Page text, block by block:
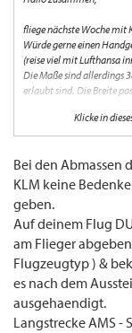
fliege nächste Woche mit
Würde gerne einen
(reise viel mit Lufthansa
Die Maße sind allerdings
erlaubt sind. Die Breite
kontrollieren und wenn
Klicke in
Bei den Abmassen
KLM keine
geben.
Auf deinem Flug
am Flieger
Flugzeugtyp ) &
es nach dem
ausgehaendigt.
Langstrecke AMS -